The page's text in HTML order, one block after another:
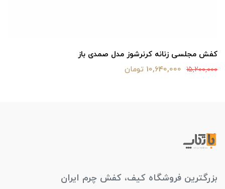
کفش مجلسی زنانه کرنرشوز مدل صمدی باز
15,200,000 10,640,000 تومان
بزرگترین فروشگاه کیف، کفش چرم ایران